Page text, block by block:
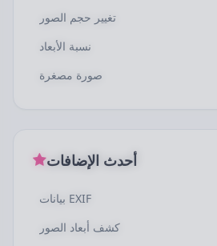
تغيير حجم الصور
نسبة الأبعاد
صورة مصغرة
أحدث الإضافات
بيانات EXIF
كشف أبعاد الصور